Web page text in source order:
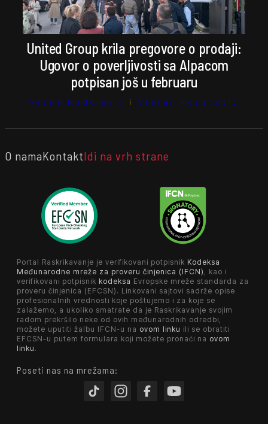
United Group krila pregovore o prodaji:
Ugovor o poverljivosti sa Alpacom
potpisan još u februaru
Vesna Radojević i Stefan Kosanović
O namaKontaktIdi na vrh strane
Portal Raskrikavanje je verifikovani potpisnik Kodeksa
Međunarodne mreže za proveru činjenica (IFCN)
, kao i
verifikovani potpisnik kodeksa Evropske mreže standarda za
proveru činjenica (EFCSN). Linkovani sajtovi sadrže opise
profesionalnih vrednosti koje poštujemo i za koje se
zalažemo, a ukoliko smatrate da je Raskrikavanje svojim
radom prekršilo neke od ovih međunarodnih odredbi,
možete uputiti žalbu IFCN-u na ovom linku ili se obratiti
EFCSN-u putem formulara koji možete pronaći na ovom
linku .
Poseti nas na mrežama: